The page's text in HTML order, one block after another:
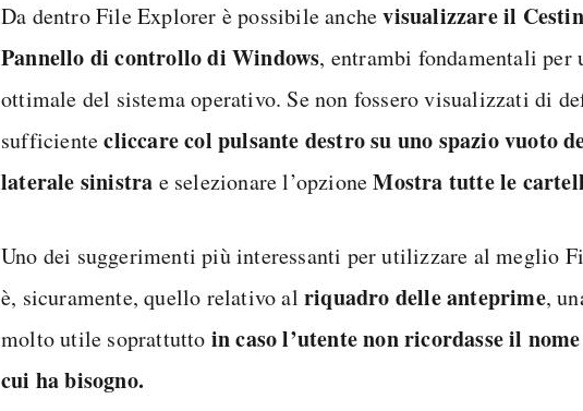
Da dentro File Explorer è possibile anchevisualizzare il
Pannello di controllo di Windows, entrambi fondamentali per
ottimale del sistema operativo. Se non fossero visualizzati di
sufficientecliccare col pulsante destro su uno spazio vuoto
laterale sinistra e selezionare l’opzioneMostra tutte le
Uno dei suggerimenti più interessanti per utilizzare al meglio
è, sicuramente, quello relativo al riquadro delle anteprime,
molto utile soprattutto in caso l’utente non ricordasse il
cui ha bisogno.